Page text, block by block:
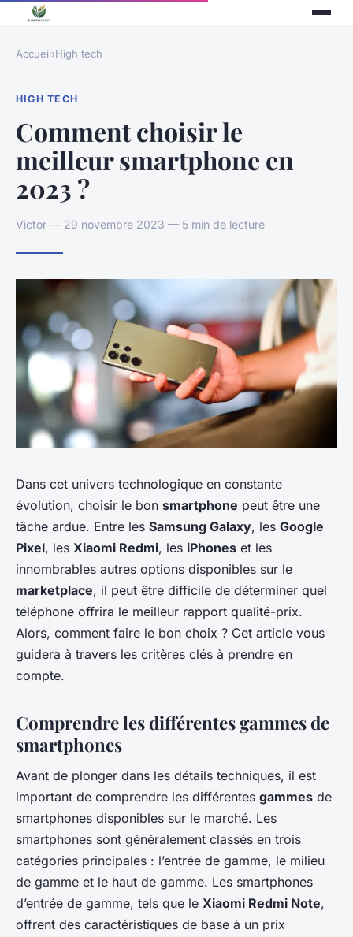
Accueil›High tech
HIGH TECH
Comment choisir le
meilleur smartphone en
2023 ?
Victor — 29 novembre 2023 — 5 min de lecture
Dans cet univers technologique en constante
évolution, choisir le bon smartphone peut être une
tâche ardue. Entre les Samsung Galaxy, les Google
Pixel, les Xiaomi Redmi, les iPhones et les
innombrables autres options disponibles sur le
marketplace, il peut être difficile de déterminer quel
téléphone offrira le meilleur rapport qualité-prix.
Alors, comment faire le bon choix ? Cet article vous
guidera à travers les critères clés à prendre en
compte.
Comprendre les différentes gammes de
smartphones
Avant de plonger dans les détails techniques, il est
important de comprendre les différentes gammes de
smartphones disponibles sur le marché. Les
smartphones sont généralement classés en trois
catégories principales : l’entrée de gamme, le milieu
de gamme et le haut de gamme. Les smartphones
d’entrée de gamme, tels que le Xiaomi Redmi Note,
offrent des caractéristiques de base à un prix